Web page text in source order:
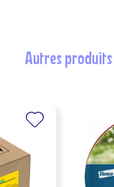
autres produits